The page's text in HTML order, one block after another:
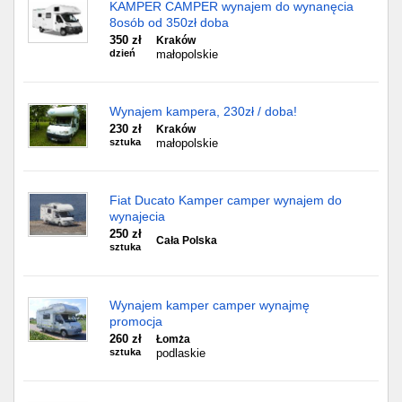
KAMPER CAMPER wynajem do wynanęcia
8osób od 350zł doba
350 zł
dzień
Kraków
małopolskie
Wynajem kampera, 230zł / doba!
230 zł
sztuka
Kraków
małopolskie
Fiat Ducato Kamper camper wynajem do
wynajecia
250 zł
sztuka
Cała Polska
Wynajem kamper camper wynajmę
promocja
260 zł
sztuka
Łomża
podlaskie